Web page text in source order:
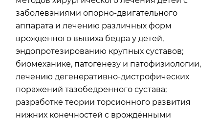
заболеваниями опорно-двигательного
аппарата и лечению различных форм
врожденного вывиха бедра у детей,
эндопротезированию крупных суставов;
биомеханике, патогенезу и патофизиологии,
лечению дегенеративно-дистрофических
поражений тазобедренного сустава;
разработке теории торсионного развития
нижних конечностей с врождёнными